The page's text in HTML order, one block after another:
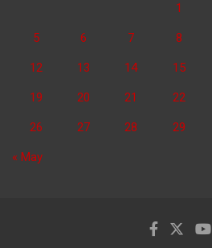
1
5 6 7 8
12 13 14 15
19 20 21 22
26 27 28 29
« May